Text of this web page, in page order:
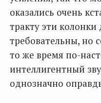
оказались очень
тракту эти колонки
требовательны, но
то же время по-
интеллигентный
однозначно